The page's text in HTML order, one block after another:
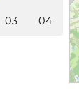
03 04